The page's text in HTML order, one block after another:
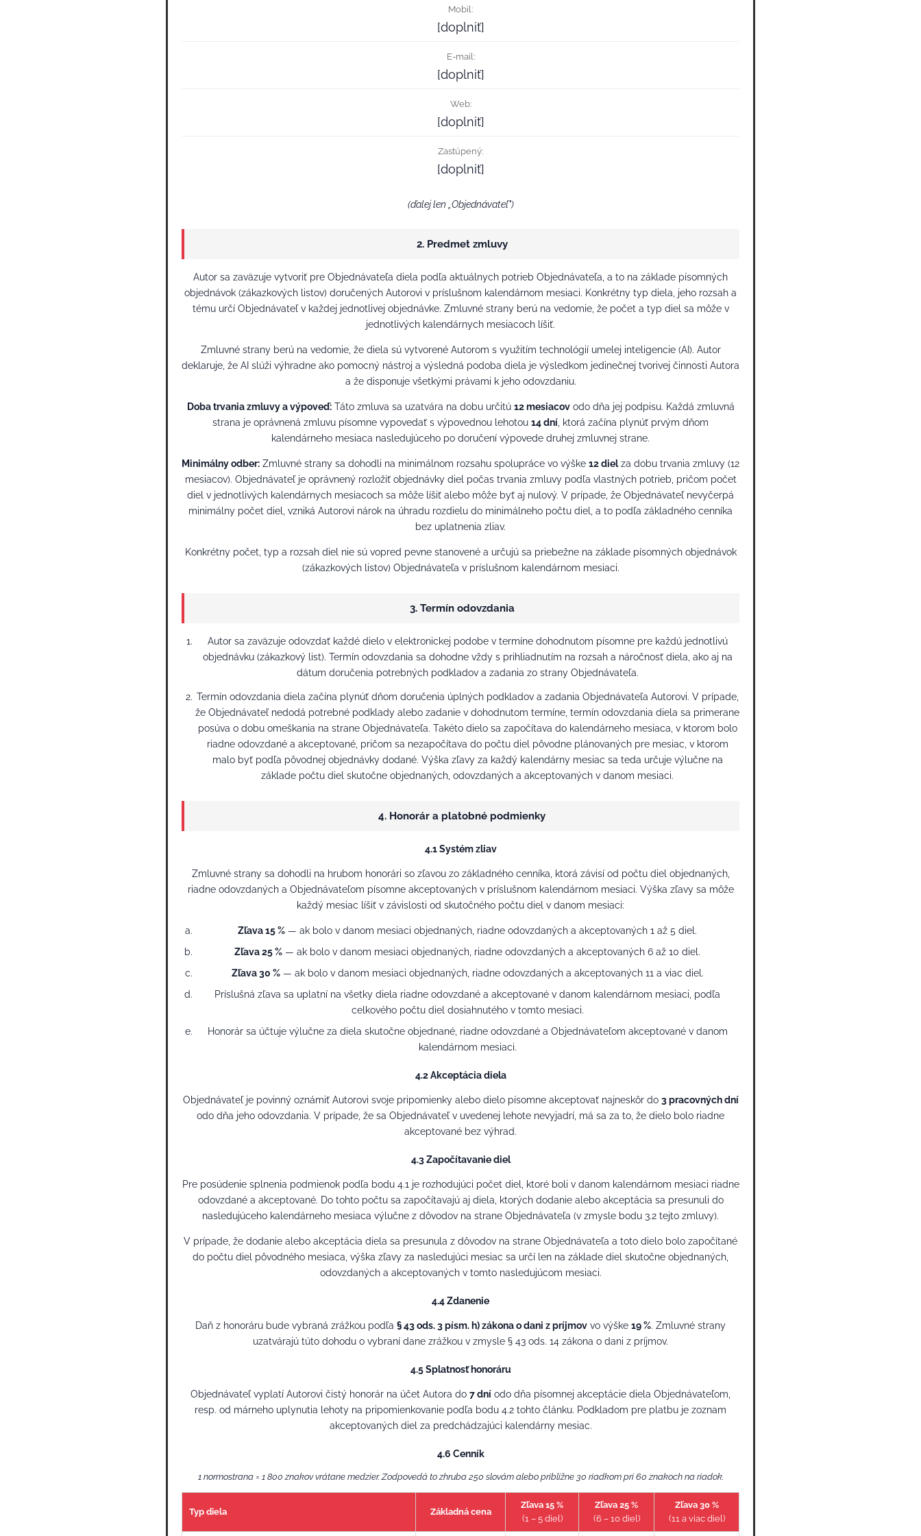
Mobil:
[doplniť]
E-mail:
[doplniť]
Web:
[doplniť]
Zastúpený:
[doplniť]
(ďalej len „Objednávateľ")
2. Predmet zmluvy
Autor sa zaväzuje vytvoriť pre Objednávateľa diela podľa aktuálnych potrieb Objednávateľa, a to na základe písomných
objednávok (zákazkových listov) doručených Autorovi v príslušnom kalendárnom mesiaci. Konkrétny typ diela, jeho rozsah a
tému určí Objednávateľ v každej jednotlivej objednávke. Zmluvné strany berú na vedomie, že počet a typ diel sa môže v
jednotlivých kalendárnych mesiacoch líšiť.
Zmluvné strany berú na vedomie, že diela sú vytvorené Autorom s využitím technológií umelej inteligencie (AI). Autor
deklaruje, že AI slúži výhradne ako pomocný nástroj a výsledná podoba diela je výsledkom jedinečnej tvorivej činnosti Autora
a že disponuje všetkými právami k jeho odovzdaniu.
Doba trvania zmluvy a výpoveď:Táto zmluva sa uzatvára na dobu určitú 12 mesiacovodo dňa jej podpisu. Každá zmluvná
strana je oprávnená zmluvu písomne vypovedať s výpovednou lehotou 14 dní , ktorá začína plynúť prvým dňom
kalendárneho mesiaca nasledujúceho po doručení výpovede druhej zmluvnej strane.
Minimálny odber: Zmluvné strany sa dohodli na minimálnom rozsahu spolupráce vo výške 12 dielza dobu trvania zmluvy (12
mesiacov). Objednávateľ je oprávnený rozložiť objednávky diel počas trvania zmluvy podľa vlastných potrieb, pričom počet
diel v jednotlivých kalendárnych mesiacoch sa môže líšiť alebo môže byť aj nulový. V prípade, že Objednávateľ nevyčerpá
minimálny počet diel, vzniká Autorovi nárok na úhradu rozdielu do minimálneho počtu diel, a to podľa základného cenníka
bez uplatnenia zliav.
Konkrétny počet, typ a rozsah diel nie sú vopred pevne stanovené a určujú sa priebežne na základe písomných objednávok
(zákazkových listov) Objednávateľa v príslušnom kalendárnom mesiaci.
3. Termín odovzdania
Autor sa zaväzuje odovzdať každé dielo v elektronickej podobe v termíne dohodnutom písomne pre každú jednotlivú
objednávku (zákazkový list). Termín odovzdania sa dohodne vždy s prihliadnutím na rozsah a náročnosť diela, ako aj na
dátum doručenia potrebných podkladov a zadania zo strany Objednávateľa.
Termín odovzdania diela začína plynúť dňom doručenia úplných podkladov a zadania Objednávateľa Autorovi. V prípade,
že Objednávateľ nedodá potrebné podklady alebo zadanie v dohodnutom termíne, termín odovzdania diela sa primerane
posúva o dobu omeškania na strane Objednávateľa. Takéto dielo sa započítava do kalendárneho mesiaca, v ktorom bolo
riadne odovzdané a akceptované, pričom sa nezapočítava do počtu diel pôvodne plánovaných pre mesiac, v ktorom
malo byť podľa pôvodnej objednávky dodané. Výška zľavy za každý kalendárny mesiac sa teda určuje výlučne na
základe počtu diel skutočne objednaných, odovzdaných a akceptovaných v danom mesiaci.
4. Honorár a platobné podmienky
4.1 Systém zliav
Zmluvné strany sa dohodli na hrubom honorári so zľavou zo základného cenníka, ktorá závisí od počtu diel objednaných,
riadne odovzdaných a Objednávateľom písomne akceptovaných v príslušnom kalendárnom mesiaci. Výška zľavy sa môže
každý mesiac líšiť v závislosti od skutočného počtu diel v danom mesiaci:
Zľava 15 % — ak bolo v danom mesiaci objednaných, riadne odovzdaných a akceptovaných 1 až 5 diel.
Zľava 25 % — ak bolo v danom mesiaci objednaných, riadne odovzdaných a akceptovaných 6 až 10 diel.
Zľava 30 %— ak bolo v danom mesiaci objednaných, riadne odovzdaných a akceptovaných 11 a viac diel.
Príslušná zľava sa uplatní na všetky diela riadne odovzdané a akceptované v danom kalendárnom mesiaci, podľa
celkového počtu diel dosiahnutého v tomto mesiaci.
Honorár sa účtuje výlučne za diela skutočne objednané, riadne odovzdané a Objednávateľom akceptované v danom
kalendárnom mesiaci.
4.2 Akceptácia diela
Objednávateľ je povinný oznámiť Autorovi svoje pripomienky alebo dielo písomne akceptovať najneskôr do 3 pracovných dní
odo dňa jeho odovzdania. V prípade, že sa Objednávateľ v uvedenej lehote nevyjadrí, má sa za to, že dielo bolo riadne
akceptované bez výhrad.
4.3 Započítavanie diel
Pre posúdenie splnenia podmienok podľa bodu 4.1 je rozhodujúci počet diel, ktoré boli v danom kalendárnom mesiaci riadne
odovzdané a akceptované. Do tohto počtu sa započítavajú aj diela, ktorých dodanie alebo akceptácia sa presunuli do
nasledujúceho kalendárneho mesiaca výlučne z dôvodov na strane Objednávateľa (v zmysle bodu 3.2 tejto zmluvy).
V prípade, že dodanie alebo akceptácia diela sa presunula z dôvodov na strane Objednávateľa a toto dielo bolo započítané
do počtu diel pôvodného mesiaca, výška zľavy za nasledujúci mesiac sa určí len na základe diel skutočne objednaných,
odovzdaných a akceptovaných v tomto nasledujúcom mesiaci.
4.4 Zdanenie
Daň z honoráru bude vybraná zrážkou podľa § 43 ods. 3 písm. h) zákona o dani z príjmov vo výške 19 %. Zmluvné strany
uzatvárajú túto dohodu o vybraní dane zrážkou v zmysle § 43 ods. 14 zákona o dani z príjmov.
4.5 Splatnosť honoráru
Objednávateľ vyplatí Autorovi čistý honorár na účet Autora do 7 dní odo dňa písomnej akceptácie diela Objednávateľom,
resp. od márneho uplynutia lehoty na pripomienkovanie podľa bodu 4.2 tohto článku. Podkladom pre platbu je zoznam
akceptovaných diel za predchádzajúci kalendárny mesiac.
4.6 Cenník
1 normostrana = 1 800 znakov vrátane medzier. Zodpovedá to zhruba 250 slovám alebo približne 30 riadkom pri 60 znakoch na riadok.
Typ diela Základná cena
Zľava 15 %
(1 – 5 diel)
Zľava 25 %
(6 – 10 diel)
Zľava 30 %
(11 a viac diel)